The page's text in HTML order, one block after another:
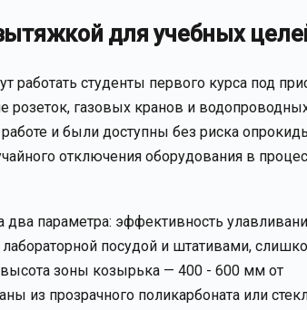
для учебных
работать студенты первого курса под
розеток, газовых кранов и
и были доступны без риска
отключения оборудования в
параметра: эффективность
посудой и штативами,
зоны козырька — 400 - 600 мм от
из прозрачного поликарбоната или